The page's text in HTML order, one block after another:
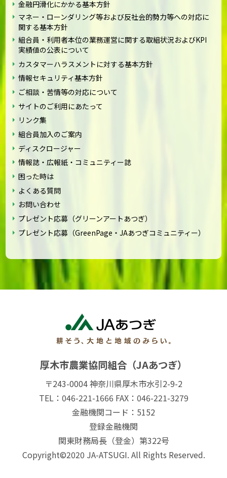
金融円滑化にかかる基本方針
マネー・ローンダリング等および反社会的勢力等への対応に
関する基本方針
組合員・利用者本位の業務運営に関する取組状況およびKPI
実績値の公表について
カスタマーハラスメントに対する基本方針
情報セキュリティ基本方針
ご相談・苦情等の対応について
サイトのご利用にあたって
リンク集
組合員加入のご案内
ディスクロージャー
情報誌・広報紙・コミュニティー誌
困った時は
よくある質問
お問い合わせ
プレゼント応募（グリーンアートあつぎ）
プレゼント応募（GreenPage・JAあつぎコミュニティー）
厚木市農業協同組合（JAあつぎ）
〒243-0004 神奈川県厚木市水引2-9-2
TEL：046-221-1666 FAX：046-221-3279
金融機関コード：5152
登録金融機関
関東財務局長（登金）第322号
Copyright©2020 JA-ATSUGI. All Rights Reserved.